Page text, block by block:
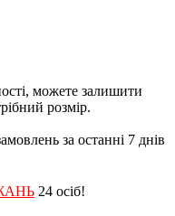
можете залишити
розмір.
за останні 7 днів
24 осіб!